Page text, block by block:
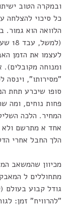
ובמקרה הטוב
כל סיכוי להצלחה
הלוואה הוא גמור.
לעצמו את הזמן
ומנוחה
"מסירותו", וינסה
סופו שיכרע תחת
פחות נוחים, ומה
המחיר. הלכה
אחד א מתרשם ולא
הלך החבל אחרי
מכיוון שהמשאב
מתחוללים ל
"להרוויח" זמן: